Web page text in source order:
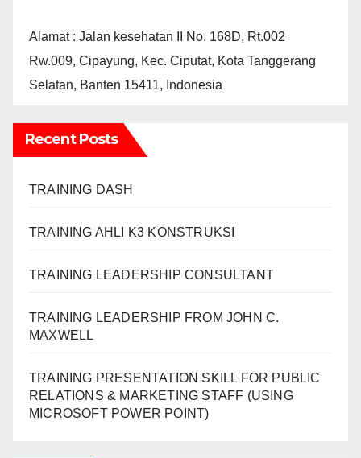
Alamat : Jalan kesehatan II No. 168D, Rt.002
Rw.009, Cipayung, Kec. Ciputat, Kota Tanggerang
Selatan, Banten 15411, Indonesia
Recent Posts
TRAINING DASH
TRAINING AHLI K3 KONSTRUKSI
TRAINING LEADERSHIP CONSULTANT
TRAINING LEADERSHIP FROM JOHN C.
MAXWELL
TRAINING PRESENTATION SKILL FOR PUBLIC
RELATIONS & MARKETING STAFF (USING
MICROSOFT POWER POINT)